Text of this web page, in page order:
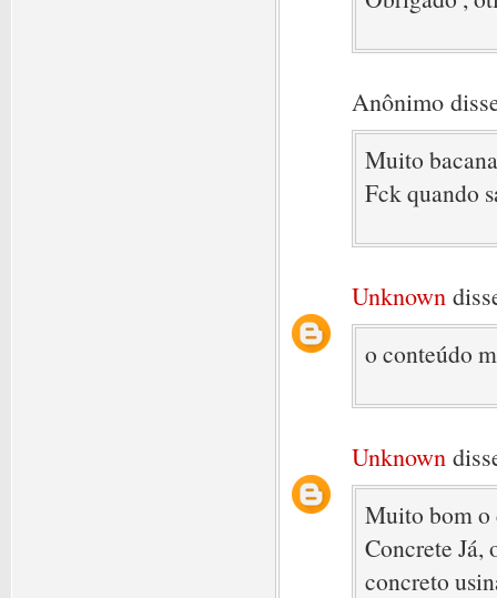
Anônimo
Muito
Fck quando
Unknown
o conteúdo
Unknown
Muito bom o
Concrete Já,
concreto